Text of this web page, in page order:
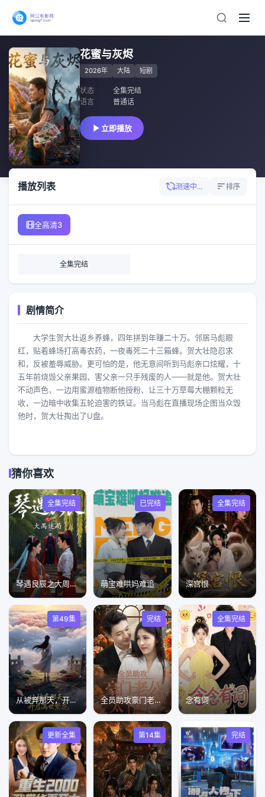
花蜜与灰烬
2026年 大陆 短剧
状态
全集完结
语言
普通话
立即播放
播放列表 测速中... 排序
全高清3
全集完结
剧情简介
大学生贺大壮返乡养蜂，四年拼到年赚二十万。邻居马彪眼
红，贴着蜂场打高毒农药，一夜毒死二十三箱蜂。贺大壮隐忍求
和，反被羞辱威胁。更可怕的是，他无意间听到马彪亲口炫耀，十
五年前烧毁父亲果园、害父亲一只手残废的人——就是他。贺大壮
不动声色，一边用蜜源植物断他授粉、让三十万草莓大棚颗粒无
收，一边暗中收集五轮迫害的铁证。当马彪在直播现场企图当众毁
他时，贺大壮掏出了U盘。
猜你喜欢
全集完结
琴遇良辰之大周迷局
已完结
萌宝难哄妈难追
全集完结
深宫恨
第49集
从被弃那天，开启满世繁花
完结
全员助攻豪门老公太撩人
全集完结
念有词
更新全集 第14集 完结